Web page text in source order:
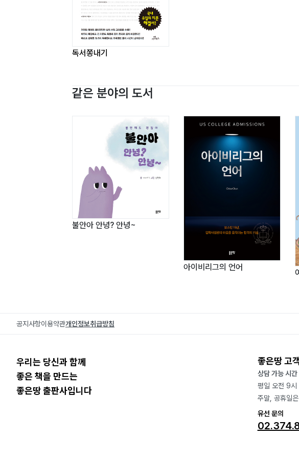
Part 4. 원리의 실제1 (단락 훈련 편)
Step 01 단락 훈련 Ⅰ~Ⅷ
쉬었다 가기
Part 6. 원리의 적용 (기출 훈련 편)
Step 01 독해 원리로 문제를 푸는 법
Step 02 인문 지문 문제풀이 훈련
인문 지문 1~4
Step 03 사회 지문 문제풀이 훈련
사회 지문 1~4
Step 04 과학·기술 지문 문제풀이 훈련
마무리
독서쫑내기 카멜북스(서울)
독서쫑내기
같은 분야의 도서
불안아 안녕? 안녕~
아이비리그의 언어
공지사항이용약관개인정보취급방침
우리는 당신과 함께
좋은 책을 만드는
좋은땅 출판사입니다
좋은땅 고
상담 가능 시간
평일 오전 9시
주말, 공휴일
유선 문의